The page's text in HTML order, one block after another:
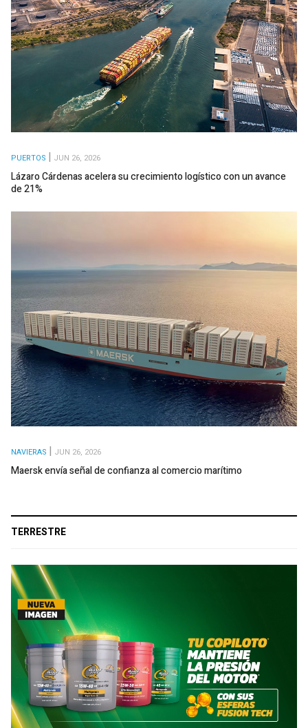
PUERTOS JUN 26, 2026
Lázaro Cárdenas acelera su crecimiento logístico con un avance
de 21%
NAVIERAS JUN 26, 2026
Maersk envía señal de confianza al comercio marítimo
TERRESTRE